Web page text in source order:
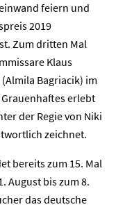
feiern und
2019
Zum dritten Mal
Klaus
Bagriacik) im
erlebt
der Regie von Niki
zeichnet.
bereits zum 15. Mal
August bis zum 8.
das deutsche